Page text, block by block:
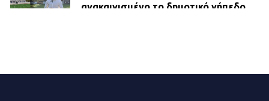
ανακαινισμένο το δημοτικό γήπεδο
ΔΗΜΟΣ ΜΑΝΔΡΑΣ ΕΙΔΥΛΛΙΑΣ: